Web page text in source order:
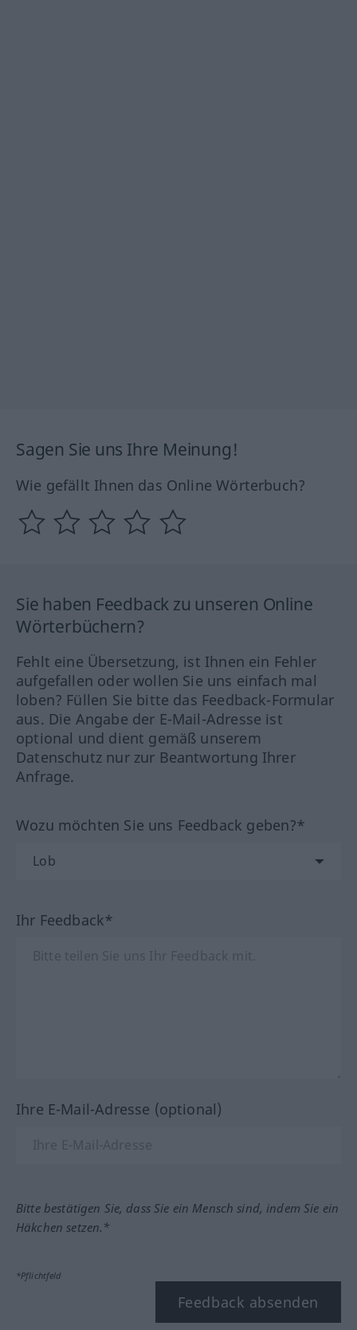
Sagen Sie uns Ihre Meinung!
Wie gefällt Ihnen das Online Wörterbuch?
Sie haben Feedback zu unseren Online
Wörterbüchern?
Fehlt eine Übersetzung, ist Ihnen ein Fehler
aufgefallen oder wollen Sie uns einfach mal
loben? Füllen Sie bitte das Feedback-Formular
aus. Die Angabe der E-Mail-Adresse ist
optional und dient gemäß unserem
Datenschutz nur zur Beantwortung Ihrer
Anfrage.
Wozu möchten Sie uns Feedback geben?*
Ihr Feedback*
Ihre E-Mail-Adresse (optional)
Bitte bestätigen Sie, dass Sie ein Mensch sind, indem Sie ein
Häkchen setzen.*
*Pflichtfeld
Feedback absenden